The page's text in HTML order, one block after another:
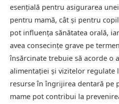
esențială pentru asigurarea
pentru mamă, cât și pentru
pot influența sănătatea orală,
avea consecințe grave pe
însărcinate trebuie să acorde o
alimentației și vizitelor regulate
resurse în îngrijirea dentară pe
mame pot contribui la